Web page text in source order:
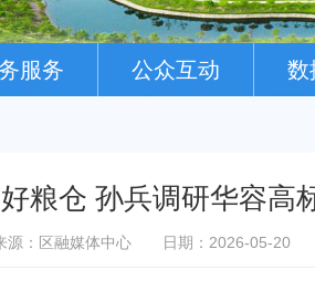
服务 公众互动 数
粮仓 孙兵调研华容高
源：区融媒体中心 日期：2026-05-20